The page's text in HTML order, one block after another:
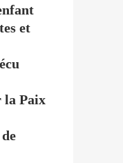
et
la Paix